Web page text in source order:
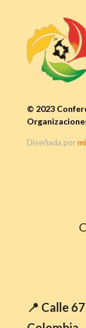
© 2023
Diseñada por
📍 Calle